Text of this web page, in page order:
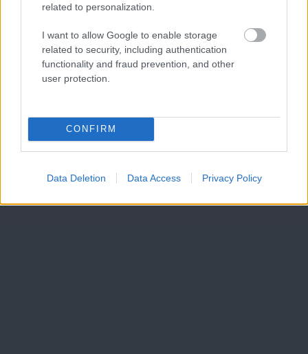
related to personalization.
I want to allow Google to enable storage
related to security, including authentication
functionality and fraud prevention, and other
user protection.
CONFIRM
Data Deletion Data Access Privacy Policy